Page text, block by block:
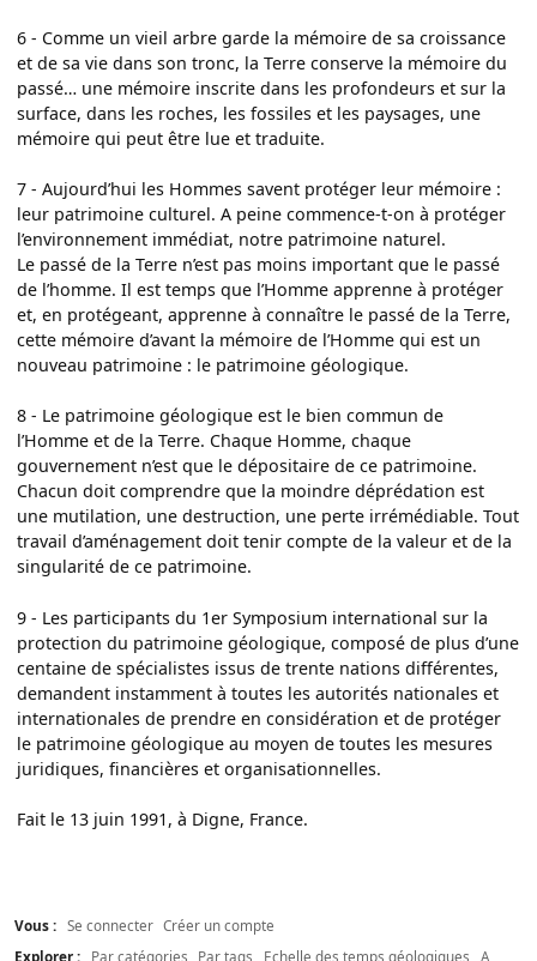
6 - Comme un vieil arbre garde la mémoire de sa croissance
et de sa vie dans son tronc, la Terre conserve la mémoire du
passé… une mémoire inscrite dans les profondeurs et sur la
surface, dans les roches, les fossiles et les paysages, une
mémoire qui peut être lue et traduite.
7 - Aujourd’hui les Hommes savent protéger leur mémoire :
leur patrimoine culturel. A peine commence-t-on à protéger
l’environnement immédiat, notre patrimoine naturel.
Le passé de la Terre n’est pas moins important que le passé
de l’homme. Il est temps que l’Homme apprenne à protéger
et, en protégeant, apprenne à connaître le passé de la Terre,
cette mémoire d’avant la mémoire de l’Homme qui est un
nouveau patrimoine : le patrimoine géologique.
8 - Le patrimoine géologique est le bien commun de
l’Homme et de la Terre. Chaque Homme, chaque
gouvernement n’est que le dépositaire de ce patrimoine.
Chacun doit comprendre que la moindre déprédation est
une mutilation, une destruction, une perte irrémédiable. Tout
travail d’aménagement doit tenir compte de la valeur et de la
singularité de ce patrimoine.
9 - Les participants du 1er Symposium international sur la
protection du patrimoine géologique, composé de plus d’une
centaine de spécialistes issus de trente nations différentes,
demandent instamment à toutes les autorités nationales et
internationales de prendre en considération et de protéger
le patrimoine géologique au moyen de toutes les mesures
juridiques, financières et organisationnelles.
Fait le 13 juin 1991, à Digne, France.
Vous : Se connecter Créer un compte
Explorer :
Par catégories Par tags Echelle des temps géologiques A